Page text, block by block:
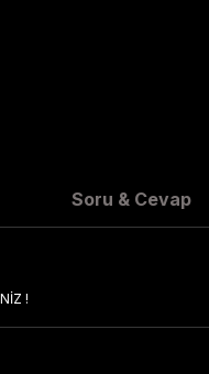
Soru & Cevap
!